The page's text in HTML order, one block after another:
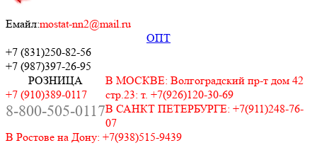
Емайл:mostat-nn2@mail.ru
ОПТ
+7 (831)250-82-56
+7 (987)397-26-95
РОЗНИЦА
+7 (910)389-0117
8-800-505-0117
В МОСКВЕ: Волгоградский пр-т дом 42
стр.23: т. +7(926)120-30-69
В САНКТ ПЕТЕРБУРГЕ: +7(911)248-76-
07
В Ростове на Дону: +7(938)515-9439